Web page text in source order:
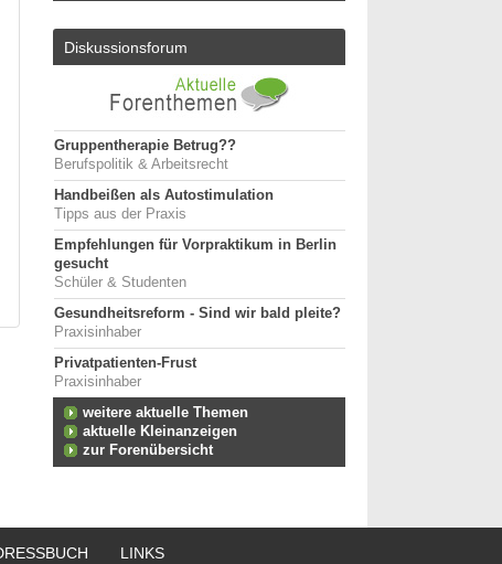
Diskussionsforum
Gruppentherapie Betrug??
Berufspolitik & Arbeitsrecht
Handbeißen als Autostimulation
Tipps aus der Praxis
Empfehlungen für Vorpraktikum in Berlin
gesucht
Schüler & Studenten
Gesundheitsreform - Sind wir bald pleite?
Praxisinhaber
Privatpatienten-Frust
Praxisinhaber
weitere aktuelle Themen
aktuelle Kleinanzeigen
zur Forenübersicht
LINKS